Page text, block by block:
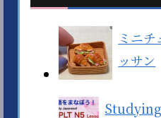
ミニ
ッサン